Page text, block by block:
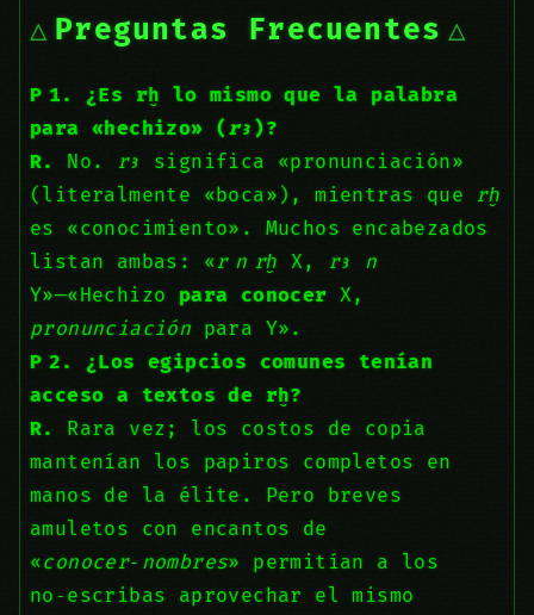
Preguntas Frecuentes
P 1. ¿Es rḫ lo mismo que la palabra
para «hechizo» ( rꜣ )?
R.
No. rꜣ
significa «pronunciación»
(literalmente «boca»), mientras que rḫ
es «conocimiento». Muchos encabezados
listan ambas: «r n rḫ X, rꜣ
n
Y»—«Hechizo para conocer X,
pronunciación para Y».
P 2. ¿Los egipcios comunes tenían
acceso a textos de rḫ?
R.
Rara vez; los costos de copia
mantenían los papiros completos en
manos de la élite. Pero breves
amuletos con encantos de
«conocer‑nombres» permitían a los
no‑escribas aprovechar el mismo